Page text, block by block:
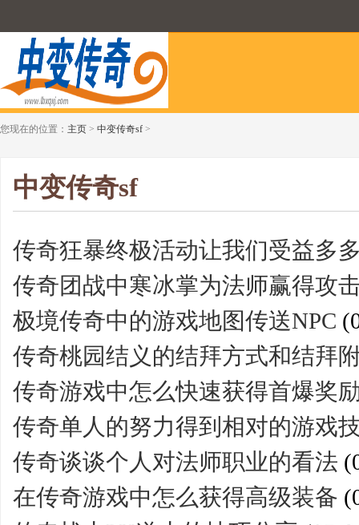
您现在的位置： 主页 > 中变传奇sf >
中变传奇sf
传奇狂暴终极活动让我们受益多
传奇团战中寒冰掌为法师赢得攻
极境传奇中的游戏地图传送NPC
传奇桃园结义的结拜方式和结拜
传奇游戏中怎么快速获得首爆奖
传奇单人的努力得到相对的游戏
传奇谈谈个人对法师职业的看法
在传奇游戏中怎么获得高级装备